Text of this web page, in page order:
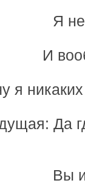
Я
И
я
Да
Вы